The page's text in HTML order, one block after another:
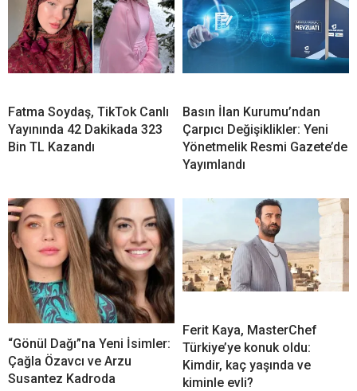
Fatma Soydaş, TikTok Canlı
Yayınında 42 Dakikada 323
Bin TL Kazandı
Basın İlan Kurumu’ndan
Çarpıcı Değişiklikler: Yeni
Yönetmelik Resmi Gazete’de
Yayımlandı
“Gönül Dağı”na Yeni İsimler:
Çağla Özavcı ve Arzu
Susantez Kadroda
Ferit Kaya, MasterChef
Türkiye’ye konuk oldu:
Kimdir, kaç yaşında ve
kiminle evli?